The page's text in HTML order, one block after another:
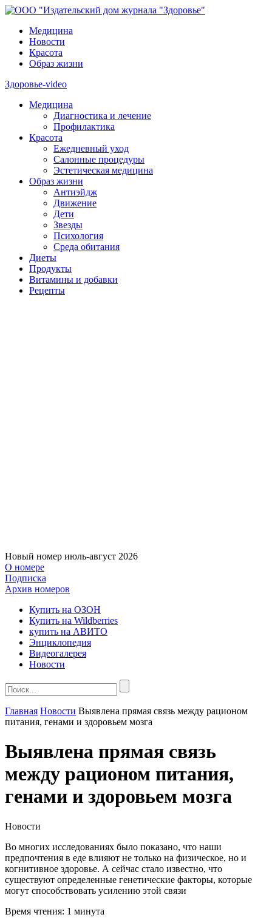
Медицина
Новости
Красота
Образ жизни
Здоровье-video
Медицина
Диагностика и лечение
Профилактика
Красота
Ежедневный уход
Салонные процедуры
Эстетическая медицина
Образ жизни
Антиэйдж
Движение
Дети
Звезды
Психология
Среда обитания
Диеты
Продукты
Витамины и добавки
Рецепты
Новый номер июль-август 2026
О номере
Подписка
Архив номеров
Купить на ОЗОН
Купить на Wildberries
купить на АВИТО
Энциклопедия
Видеогалерея
Новости
Главная Новости Выявлена прямая связь между рационом
питания, генами и здоровьем мозга
Выявлена прямая связь
между рационом питания,
генами и здоровьем мозга
Новости
Во многих исследованиях было показано, что наши
предпочтения в еде влияют не только на физическое, но и
когнитивное здоровье. А сейчас стало известно, что
существуют определенные генетические факторы, которые
могут способствовать усилению этой связи
Время чтения: 1 минута